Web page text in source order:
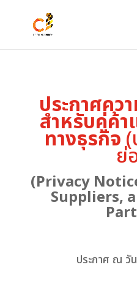
ประกาศคว
สำหรับคู่ค้
ทางธุรกิจ
ย่
(Privacy
Suppliers,
ประกาศ ณ วั